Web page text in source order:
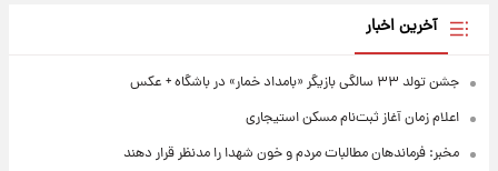
آخرین اخبار
جشن تولد ۳۳ سالگی بازیگر «بامداد خمار» در باشگاه + عکس
اعلام زمان آغاز ثبت‌نام مسکن استیجاری
مخبر: فرماندهان مطالبات مردم و خون شهدا را مدنظر قرار دهند